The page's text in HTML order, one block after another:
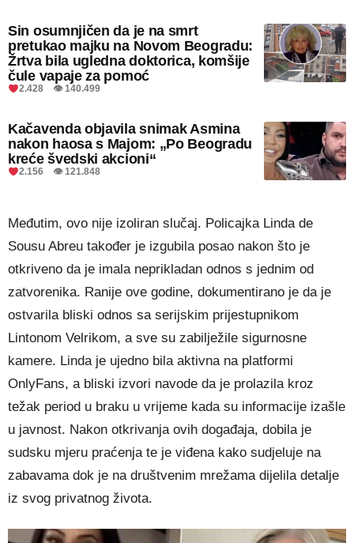
Sin osumnjičen da je na smrt
pretukao majku na Novom Beogradu:
Žrtva bila ugledna doktorica, komšije
čule vapaje za pomoć
2.428 👁 140.499
Kačavenda objavila snimak Asmina
nakon haosa s Majom: „Po Beogradu
kreće švedski akcioni“
2.156 👁 121.848
Međutim, ovo nije izoliran slučaj. Policajka Linda de
Sousu Abreu također je izgubila posao nakon što je
otkriveno da je imala neprikladan odnos s jednim od
zatvorenika. Ranije ove godine, dokumentirano je da je
ostvarila bliski odnos sa serijskim prijestupnikom
Lintonom Velrikom, a sve su zabilježile sigurnosne
kamere. Linda je ujedno bila aktivna na platformi
OnlyFans, a bliski izvori navode da je prolazila kroz
težak period u braku u vrijeme kada su informacije izašle
u javnost. Nakon otkrivanja ovih događaja, dobila je
sudsku mjeru praćenja te je viđena kako sudjeluje na
zabavama dok je na društvenim mrežama dijelila detalje
iz svog privatnog života.